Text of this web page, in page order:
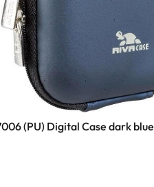
(PU) Digital Case dark blue